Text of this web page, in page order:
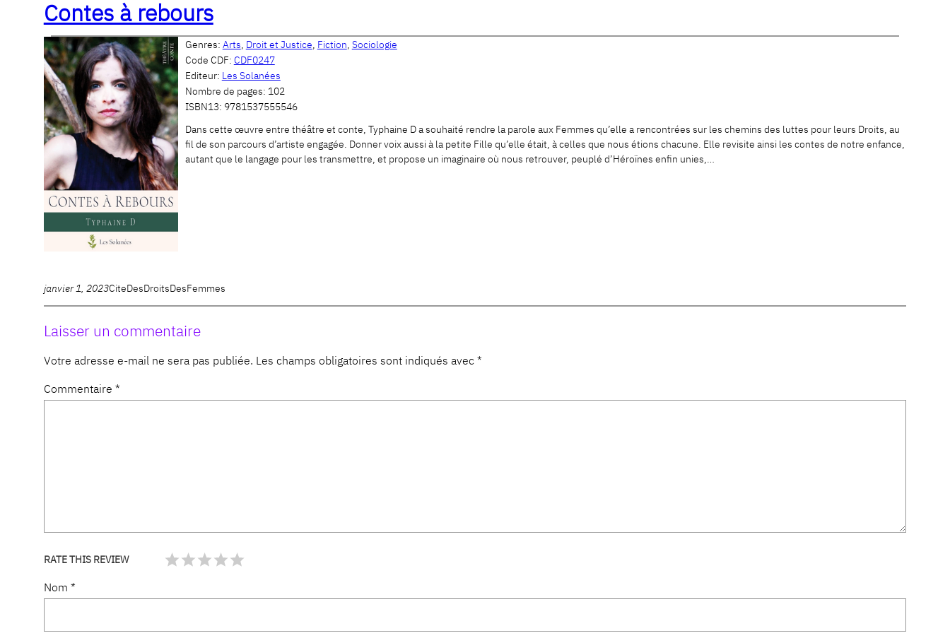
Contes à rebours
Genres: Arts, Droit et Justice, Fiction, Sociologie
Code CDF: CDF0247
Editeur: Les Solanées
Nombre de pages: 102
ISBN13: 9781537555546
Dans cette œuvre entre théâtre et conte, Typhaine D a souhaité rendre la parole aux Femmes qu’elle a rencontrées sur les chemins des luttes pour leurs Droits, au
fil de son parcours d’artiste engagée. Donner voix aussi à la petite Fille qu’elle était, à celles que nous étions chacune. Elle revisite ainsi les contes de notre enfance,
autant que le langage pour les transmettre, et propose un imaginaire où nous retrouver, peuplé d’Héroïnes enfin unies,…
janvier 1, 2023CiteDesDroitsDesFemmes
Laisser un commentaire
Votre adresse e-mail ne sera pas publiée. Les champs obligatoires sont indiqués avec *
Commentaire *
RATE THIS REVIEW
Nom *